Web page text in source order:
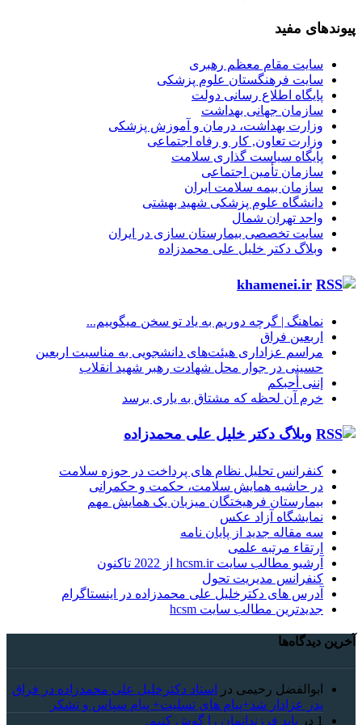
پیوندهای مفید
سایت مقام معظم رهبری
سایت فرهنگستان علوم پزشکی
پایگاه اطلاع رسانی دولت
سازمان جهانی بهداشت
وزارت بهداشت، درمان و آموزش پزشکی
وزارت تعاون, کار و رفاه اجتماعی
پایگاه سیاست گذاری سلامت
سازمان تأمین اجتماعی
سازمان بیمه سلامت ایران
دانشگاه علوم پزشکی شهید بهشتی
واحد تهران شمال
سایت تخصصی بیمارستان سازی در ایران
وبلاگ دکتر خلیل علی محمدزاده
khamenei.ir
نماهنگ |‌ گرچه دوریم به یاد تو سخن میگوییم...
اربعین فراق
مراسم عزاداری هیئت‌های دانشجویی به مناسبت اربعین
حسینی در جوار محل شهادت رهبر شهید انقلاب
إننی أحبکم
خرم آن لحظه که مشتاق به یاری برسد
وبلاگ دکتر خلیل علی محمدزاده
کنفرانس تحلیل نظام های پرداخت در حوزه سلامت
در حاشیه همایش سلامت، حکمت و حکمرانی
بیمارستان فرهیختگان میزبان یک همایش مهم
نمایشگاه آزاد عکس
سه مقاله جدید از پایان نامه
ارتقاء مرتبه علمی
آرشیو مطالب سایت hcsm.ir از 2022 تاکنون
کنفرانس مدیریت تحول
آدرس های دکترخلیل علی محمدزاده در اینستاگرام
جدیدترین مطالب سایت hcsm
آخرین دیدگاه‌ها
ابوالفضل رحیمی در
استاد دکترخلیل علی محمدزاده در فراق
پدر عزادار شد+پیام های تسلیت+ پیام سپاس و تشکر
1 در باید فرزندانمان را گوش کنیم.